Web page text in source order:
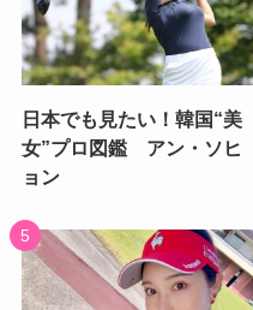
日本でも見たい！韓国“美
女”プロ図鑑 アン・ソヒ
ョン